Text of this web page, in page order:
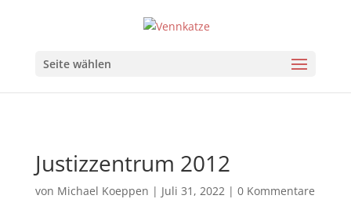
Seite wählen
Justizzentrum 2012
von Michael Koeppen | Juli 31, 2022| 0 Kommentare